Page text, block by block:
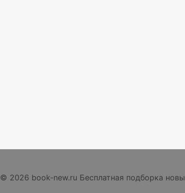
© 2026 book-new.ru Бесплатная подборка